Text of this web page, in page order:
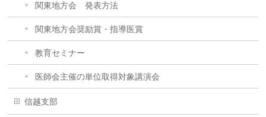
関東地方会 発表方法
関東地方会奨励賞・指導医賞
教育セミナー
医師会主催の単位取得対象講演会
信越支部